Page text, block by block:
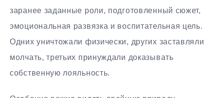
заранее заданные роли, подготовленный сюжет,
эмоциональная развязка и воспитательная цель.
Одних уничтожали физически, других заставляли
молчать, третьих принуждали доказывать
собственную лояльность.